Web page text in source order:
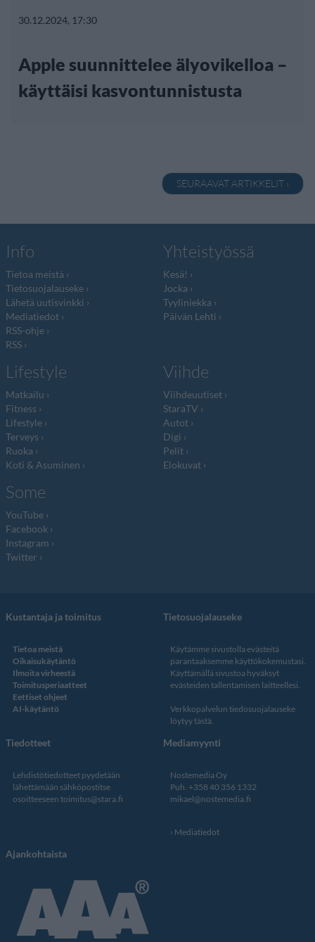
30.12.2024, 17:30
Apple suunnittelee älyovikelloa –
käyttäisi kasvontunnistusta
SEURAAVAT ARTIKKELIT ›
Info
Tietoa meistä
Tietosuojalauseke
Lähetä uutisvinkki
Mediatiedot
RSS-ohje
RSS
Yhteistyössä
Kesä!
Jocka
Tyyliniekka
Päivän Lehti
Lifestyle
Matkailu
Fitness
Lifestyle
Terveys
Ruoka
Koti & Asuminen
Viihde
Viihdeuutiset
StaraTV
Autot
Digi
Pelit
Elokuvat
Some
YouTube
Facebook
Instagram
Twitter
Kustantaja ja toimitus
Tietoa meistä
Oikaisukäytäntö
Ilmoita virheestä
Toimitusperiaatteet
Eettiset ohjeet
AI-käytäntö
Tietosuojalauseke
Käytämme sivustolla evästeitä
parantaaksemme käyttökokemustasi.
Käyttämällä sivustoa hyväksyt
evästeiden tallentamisen laitteellesi.
Verkkopalvelun tiedosuojalauseke
löytyy tästä
Tiedotteet
Lehdistötiedotteet pyydetään
lähettämään sähköpostitse
osoitteeseen toimitus@stara.fi
Mediamyynti
Nostemedia Oy
Puh. +358 40 356 1332
mikael@nostemedia.fi
Mediatiedot
Ajankohtaista